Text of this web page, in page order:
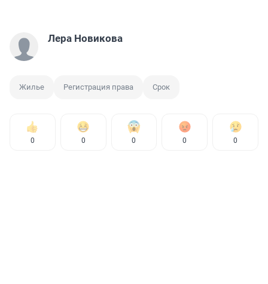
Лера Новикова
Жилье Регистрация права Срок
0 0 0 0 0